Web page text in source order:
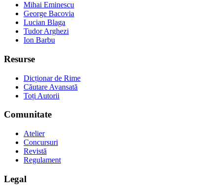
Mihai Eminescu
George Bacovia
Lucian Blaga
Tudor Arghezi
Ion Barbu
Resurse
Dicționar de Rime
Căutare Avansată
Toți Autorii
Comunitate
Atelier
Concursuri
Revistă
Regulament
Legal